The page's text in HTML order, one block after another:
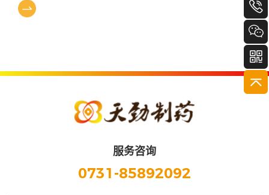
服务咨询
0731-85892092